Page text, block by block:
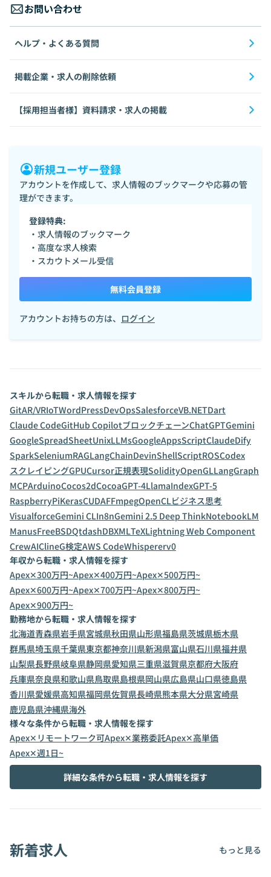
お問い合わせ
ヘルプ・よくある質問
掲載企業・求人の削除依頼
【採用担当者様】資料請求・求人の掲載
新規ユーザー登録
アカウントを作成して、求人情報のブックマークや応募の管
理ができます。
登録特典:
・求人情報のブックマーク
・高度な求人検索
・スカウトメール受信
無料会員登録
アカウントお持ちの方は、 ログイン
スキルから転職・求人情報を探す
GitAR/VRIoTWordPressDevOpsSalesforceVB.NETDart
Claude CodeGitHub CopilotブロックチェーンChatGPTGemini
GoogleSpreadSheetUnixLLMsGoogleAppsScriptClaudeDify
SparkSeleniumRAGLangChainDevinShellScriptROSCodex
スクレイピングGPUCursor正規表現SolidityOpenGLLangGraph
MCPArduinoCocos2dCocoaGPT-4LlamaIndexGPT-5
RaspberryPiKerasCUDAFFmpegOpenCLビジネス思考
VisualforceGemini CLIn8nGemini 2.5 Deep ThinkNotebookLM
ManusFreeBSDQtdashDBXMLTeXLightning Web Component
CrewAIClineG検定AWS CodeWhispererv0
年収から転職・求人情報を探す
Apex✕300万円~Apex✕400万円~Apex✕500万円~
Apex✕600万円~Apex✕700万円~Apex✕800万円~
Apex✕900万円~
勤務地から転職・求人情報を探す
北海道青森県岩手県宮城県秋田県山形県福島県茨城県栃木県
群馬県埼玉県千葉県東京都神奈川県新潟県富山県石川県福井県
山梨県長野県岐阜県静岡県愛知県三重県滋賀県京都府大阪府
兵庫県奈良県和歌山県鳥取県島根県岡山県広島県山口県徳島県
香川県愛媛県高知県福岡県佐賀県長崎県熊本県大分県宮崎県
鹿児島県沖縄県海外
様々な条件から転職・求人情報を探す
Apex✕リモートワーク可Apex✕業務委託Apex✕高単価
Apex✕週1日~
詳細な条件から転職・求人情報を探す
新着求人 もっと見る